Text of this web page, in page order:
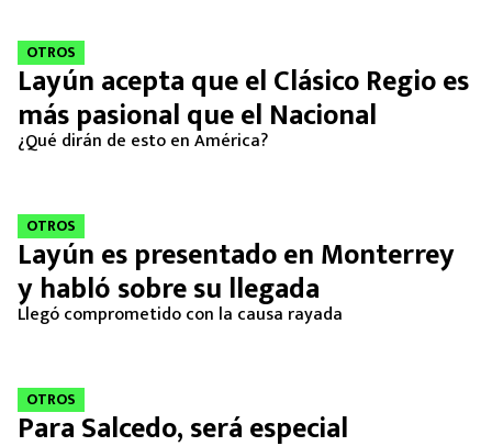
NFL
OTROS
Layún acepta que el Clásico Regio es
más pasional que el Nacional
¿Qué dirán de esto en América?
OTROS
Layún es presentado en Monterrey
y habló sobre su llegada
Llegó comprometido con la causa rayada
OTROS
Para Salcedo, será especial